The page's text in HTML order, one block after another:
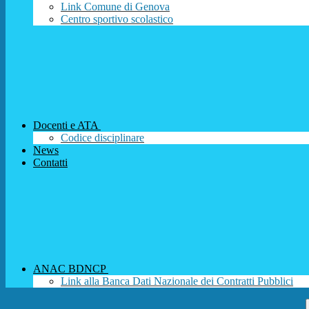
Link Comune di Genova
Centro sportivo scolastico
Docenti e ATA
Codice disciplinare
News
Contatti
ANAC BDNCP
Link alla Banca Dati Nazionale dei Contratti Pubblici